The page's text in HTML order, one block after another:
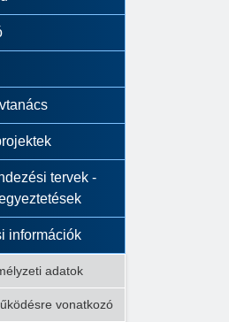
tervek -
információk
adatok
vonatkozó